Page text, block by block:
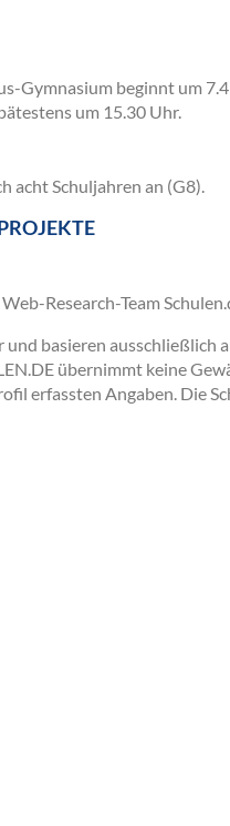
Gymnasium beginnt um
um 15.30 Uhr.
acht Schuljahren an (G8).
Research-Team
basieren ausschließlich
übernimmt keine
erfassten Angaben. Die